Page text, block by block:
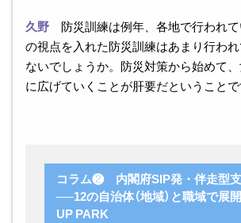
久野 防災訓練は例年、各地で行われ
の視点を入れた防災訓練はあまり行わ
ないでしょうか。防災対策から始めて
に広げていくことが肝要だということで
コラム❷ 内閣府SIP発・伴走型
──12の自治体（地域）と職域で展
UP PARK